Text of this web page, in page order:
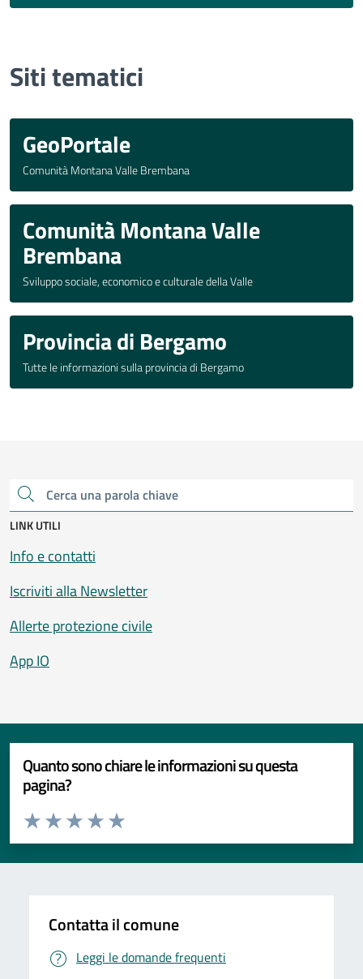
Siti tematici
GeoPortale
Comunità Montana Valle Brembana
Comunità Montana Valle
Brembana
Sviluppo sociale, economico e culturale della Valle
Provincia di Bergamo
Tutte le informazioni sulla provincia di Bergamo
Cerca una parola chiave
LINK UTILI
Info e contatti
Iscriviti alla Newsletter
Allerte protezione civile
App IO
Quanto sono chiare le informazioni su questa
pagina?
Valuta da 1 a 5 stelle la pagina
Contatta il comune
Leggi le domande frequenti